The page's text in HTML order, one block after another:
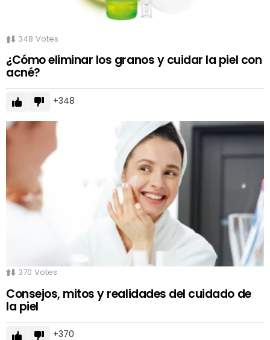
348 Votes
¿Cómo eliminar los granos y cuidar la piel con
acné?
348
370 Votes
Consejos, mitos y realidades del cuidado de
la piel
370